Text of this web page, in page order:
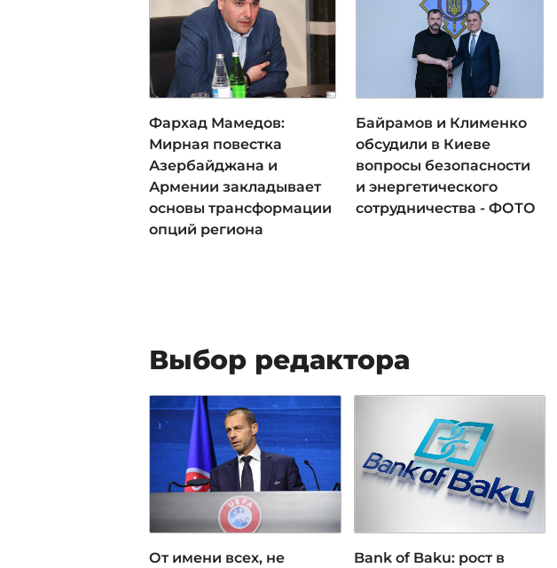
Фархад Мамедов:
Мирная повестка
Азербайджана и
Армении закладывает
основы трансформации
опций региона
Байрамов и Клименко
обсудили в Киеве
вопросы безопасности
и энергетического
сотрудничества - ФОТО
Выбор редактора
От имени всех, не
Bank of Baku: рост в